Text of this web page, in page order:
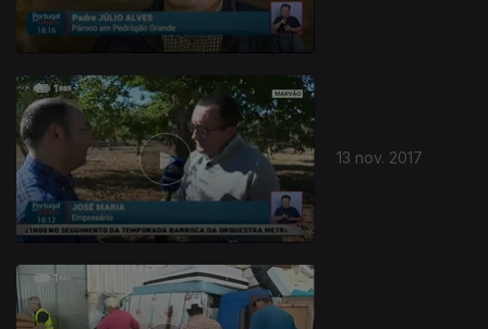
13 nov. 2017